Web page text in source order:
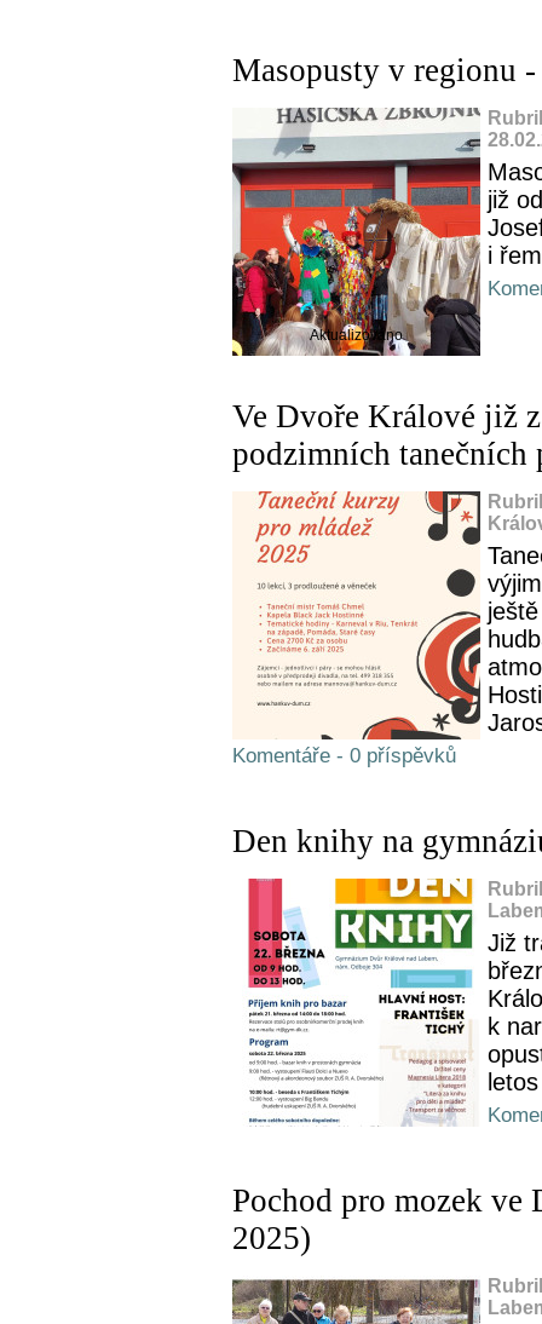
Masopusty v regionu -
Aktualizováno
již
i
Ve Dvoře Králové již
podzimních tanečních
Komentáře - 0 příspěvků
Den knihy na
Již
k
Pochod pro mozek ve
2025)